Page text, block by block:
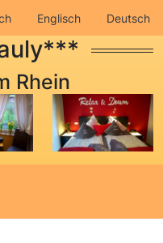
Englisch Deutsch
Impressum Datenschutz
Rhein